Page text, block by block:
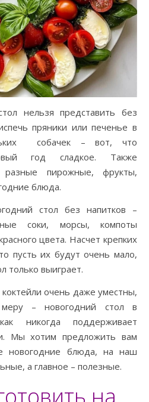
нельзя представить без
пряники или печенье в
собачек – вот, что
год сладкое. Также
разные пирожные, фрукты,
блюда.
стол без напитков –
соки, морсы, компоты
цвета. Насчет крепких
пусть их будут очень мало,
только выиграет.
очень даже уместны,
– новогодний стол в
никогда поддерживает
Мы хотим предложить вам
новогодние блюда, на наш
а главное – полезные.